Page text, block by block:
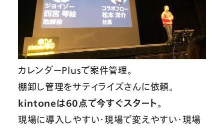
カレンダーPlusで案件管理。
棚卸し管理をサティライズさんに依頼。
kintoneは60点で今すぐスタート。
現場に導入しやすい・現場で変えやすい・現場